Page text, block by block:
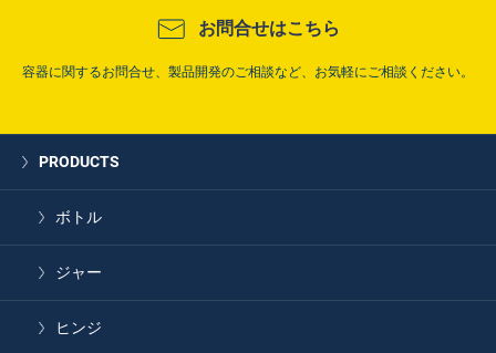
お問合せはこちら
容器に関するお問合せ、製品開発のご相談など、お気軽にご相談ください。
PRODUCTS
ボトル
ジャー
ヒンジ